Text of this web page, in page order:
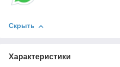
Скрыть
Характеристики